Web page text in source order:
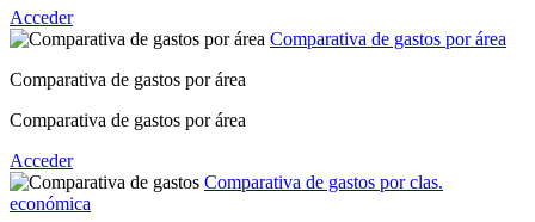
Acceder
Comparativa de gastos por área
Comparativa de gastos por área
Comparativa de gastos por área
Acceder
Comparativa de gastos por clas.
económica